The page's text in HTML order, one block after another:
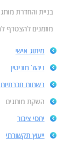
בניית והחדרת
מוזמנים להצטרף
מיתוג אישי
ניהול מוניטין
רשתות חברתיות
השקת מותגים
יחסי ציבור
ייעוץ תקשורתי